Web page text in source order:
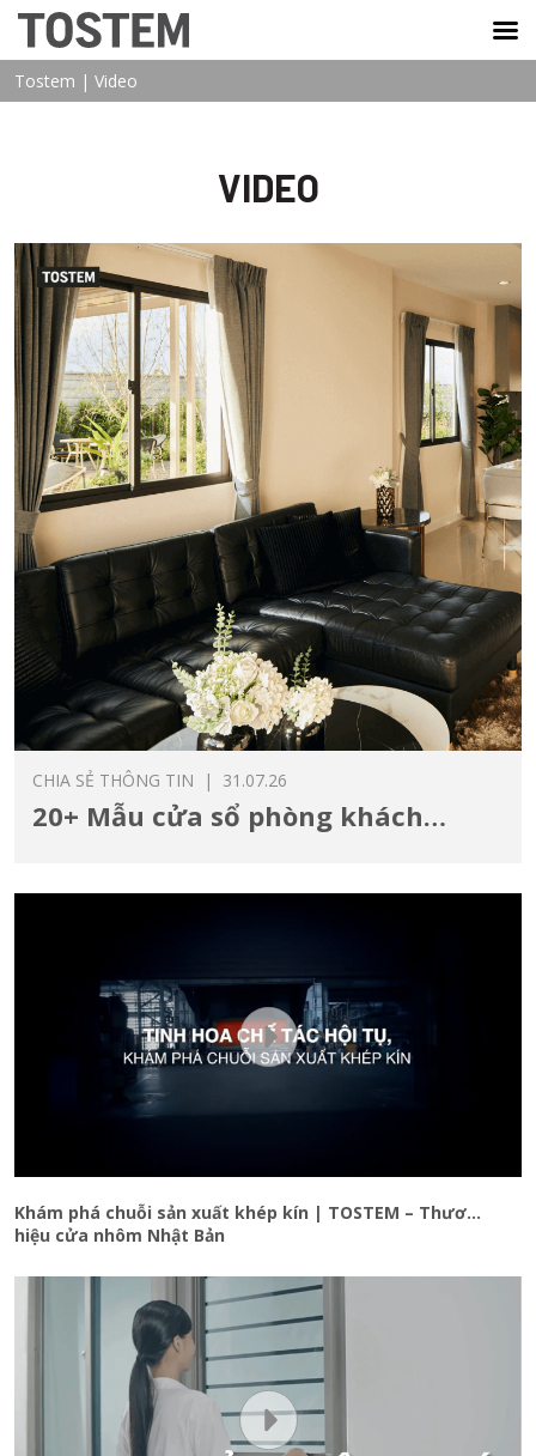
Tostem | Video
VIDEO
CHIA SẺ THÔNG TIN | 31.07.26
20+ Mẫu cửa sổ phòng khách
Khám phá chuỗi sản xuất khép kín | TOSTEM – Thương
hiệu cửa nhôm Nhật Bản
TOSTEM VIỆT NAM